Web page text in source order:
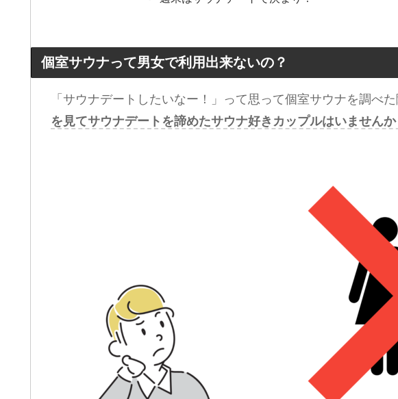
個室サウナって男女で利用出来ないの？
「サウナデートしたいなー！」って思って個室サウナを調べた
を見てサウナデートを諦めたサウナ好きカップルはいませんか